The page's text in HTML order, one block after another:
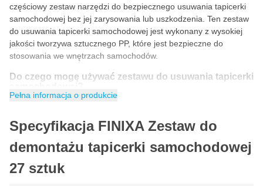
częściowy zestaw narzędzi do bezpiecznego usuwania tapicerki
samochodowej bez jej zarysowania lub uszkodzenia. Ten zestaw
do usuwania tapicerki samochodowej jest wykonany z wysokiej
jakości tworzywa sztucznego PP, które jest bezpieczne do
stosowania we wnętrzach samochodów.
Do czego mogę używać zestawu do usuwania tapicerki
Ten luksusowy 27-częściowy zestaw do usuwania tapicerki
narzędzi może być używany do bezpiecznego usuwania paneli
tapicerskich, wykończeń, osłon, klipsów montażowych, osłon kół i
emblematów samochodowych.
Demontaż wnętrza samochodu
Pełna informacja o produkcie
Specyfikacja FINIXA Zestaw do
demontażu tapicerki samochodowej
27 sztuk